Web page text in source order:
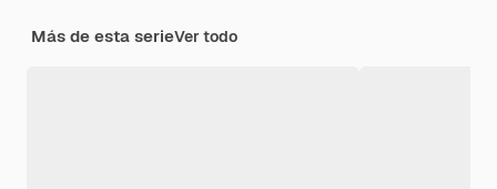
Más de esta serieVer todo